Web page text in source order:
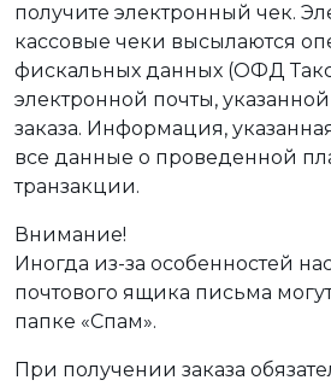
получите электронный чек.
кассовые чеки высылаются
фискальных данных (ОФД
электронной почты,
заказа. Информация,
все данные о проведенной
транзакции.
Внимание!
Иногда из-за особенностей
почтового ящика письма
папке «Спам».
При получении заказа